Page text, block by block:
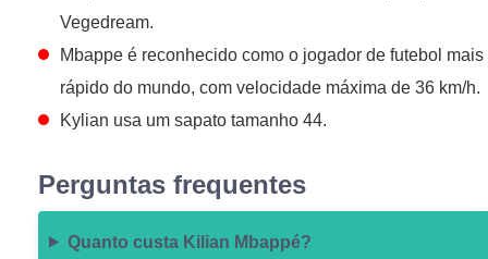
Vegedream.
Mbappe é reconhecido como o jogador de futebol mais
rápido do mundo, com velocidade máxima de 36 km/h.
Kylian usa um sapato tamanho 44.
Perguntas frequentes
Quanto custa Kilian Mbappé?